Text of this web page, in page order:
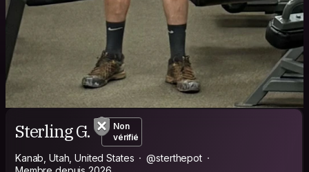
Sterling G.
Non
vérifié
Kanab, Utah, United States
@sterthepot